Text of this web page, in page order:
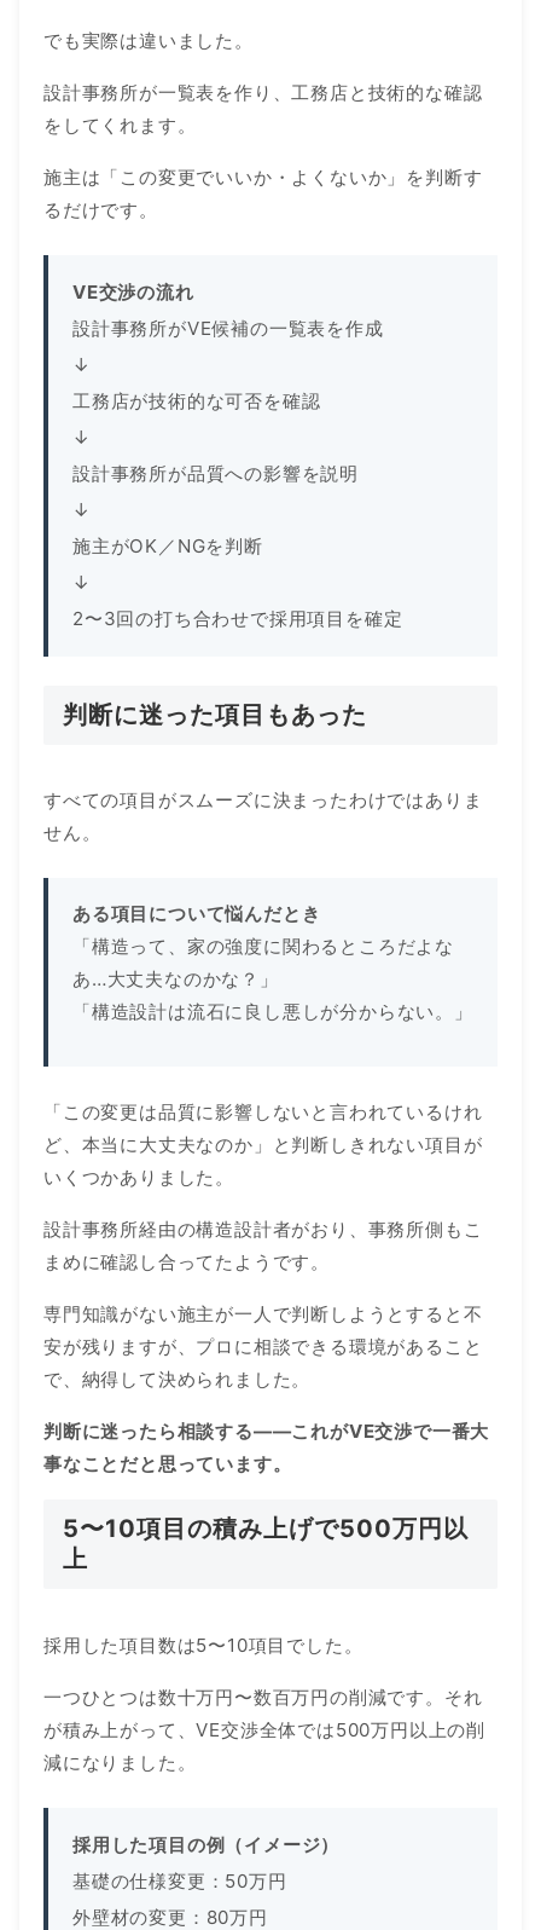
でも実際は違いました。
設計事務所が一覧表を作り、工務店と技術的な確認
をしてくれます。
施主は「この変更でいいか・よくないか」を判断す
るだけです。
VE交渉の流れ
設計事務所がVE候補の一覧表を作成
↓
工務店が技術的な可否を確認
↓
設計事務所が品質への影響を説明
↓
施主がOK／NGを判断
↓
2〜3回の打ち合わせで採用項目を確定
判断に迷った項目もあった
すべての項目がスムーズに決まったわけではありま
せん。
ある項目について悩んだとき
「構造って、家の強度に関わるところだよな
あ…大丈夫なのかな？」
「構造設計は流石に良し悪しが分からない。」
「この変更は品質に影響しないと言われているけれ
ど、本当に大丈夫なのか」と判断しきれない項目が
いくつかありました。
設計事務所経由の構造設計者がおり、事務所側もこ
まめに確認し合ってたようです。
専門知識がない施主が一人で判断しようとすると不
安が残りますが、プロに相談できる環境があること
で、納得して決められました。
判断に迷ったら相談する——これがVE交渉で一番大
事なことだと思っています。
5〜10項目の積み上げで500万円以
上
採用した項目数は5〜10項目でした。
一つひとつは数十万円〜数百万円の削減です。それ
が積み上がって、VE交渉全体では500万円以上の削
減になりました。
採用した項目の例（イメージ）
基礎の仕様変更：50万円
外壁材の変更：80万円